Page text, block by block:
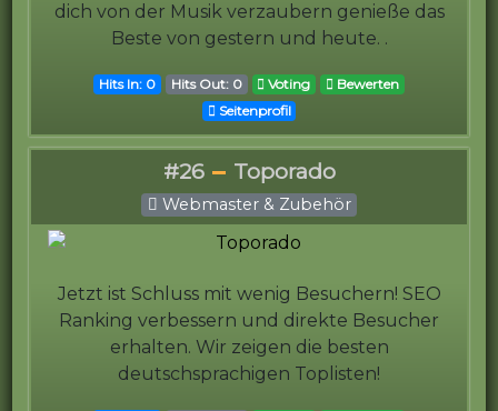
dich von der Musik verzaubern genieße das
Beste von gestern und heute. .
Hits In: 0 Hits Out: 0 Voting
Bewerten
Seitenprofil
#26 Toporado
Webmaster & Zubehör
Jetzt ist Schluss mit wenig Besuchern! SEO
Ranking verbessern und direkte Besucher
erhalten. Wir zeigen die besten
deutschsprachigen Toplisten!